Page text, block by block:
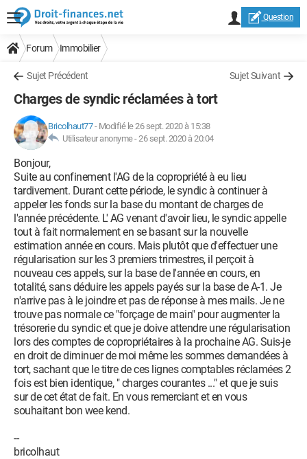
Question
Forum Immobilier
Sujet Précédent Sujet Suivant
Charges de syndic réclamées à tort
Bricolhaut77- Modifié le 26 sept. 2020 à 15:38
Utilisateur anonyme -26 sept. 2020 à 20:04
Bonjour,
Suite au confinement l'AG de la copropriété à eu lieu
tardivement. Durant cette période, le syndic à continuer à
appeler les fonds sur la base du montant de charges de
l'année précédente. L' AG venant d'avoir lieu, le syndic appelle
tout à fait normalement en se basant sur la nouvelle
estimation année en cours. Mais plutôt que d'effectuer une
régularisation sur les 3 premiers trimestres, il perçoit à
nouveau ces appels, sur la base de l'année en cours, en
totalité, sans déduire les appels payés sur la base de A-1. Je
n'arrive pas à le joindre et pas de réponse à mes mails. Je ne
trouve pas normale ce "forçage de main" pour augmenter la
trésorerie du syndic et que je doive attendre une régularisation
lors des comptes de copropriétaires à la prochaine AG. Suis-je
en droit de diminuer de moi même les sommes demandées à
tort, sachant que le titre de ces lignes comptables réclamées 2
fois est bien identique, " charges courantes ..." et que je suis
sur de cet état de fait. En vous remerciant et en vous
souhaitant bon wee kend.
--
bricolhaut